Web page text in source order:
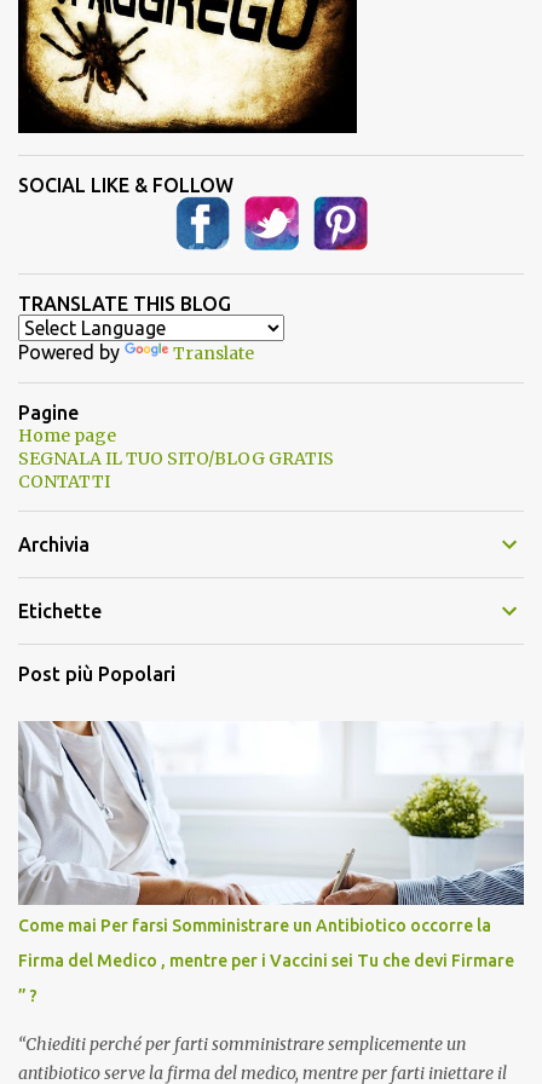
SOCIAL LIKE & FOLLOW
TRANSLATE THIS BLOG
Powered by Translate
Pagine
Home page
SEGNALA IL TUO SITO/BLOG GRATIS
CONTATTI
Archivia
Etichette
Post più Popolari
Come mai Per farsi Somministrare un Antibiotico occorre la
Firma del Medico , mentre per i Vaccini sei Tu che devi Firmare
” ?
“Chiediti perché per farti somministrare semplicemente un
antibiotico serve la firma del medico, mentre per farti iniettare il